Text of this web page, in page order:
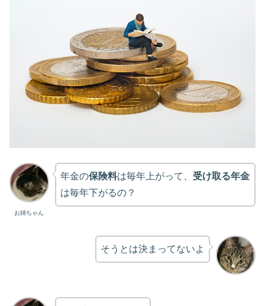
お姉ちゃん
年金の保険料は毎年上がって、 受け取る年金
は毎年下がるの？
そうとは決まってないよ